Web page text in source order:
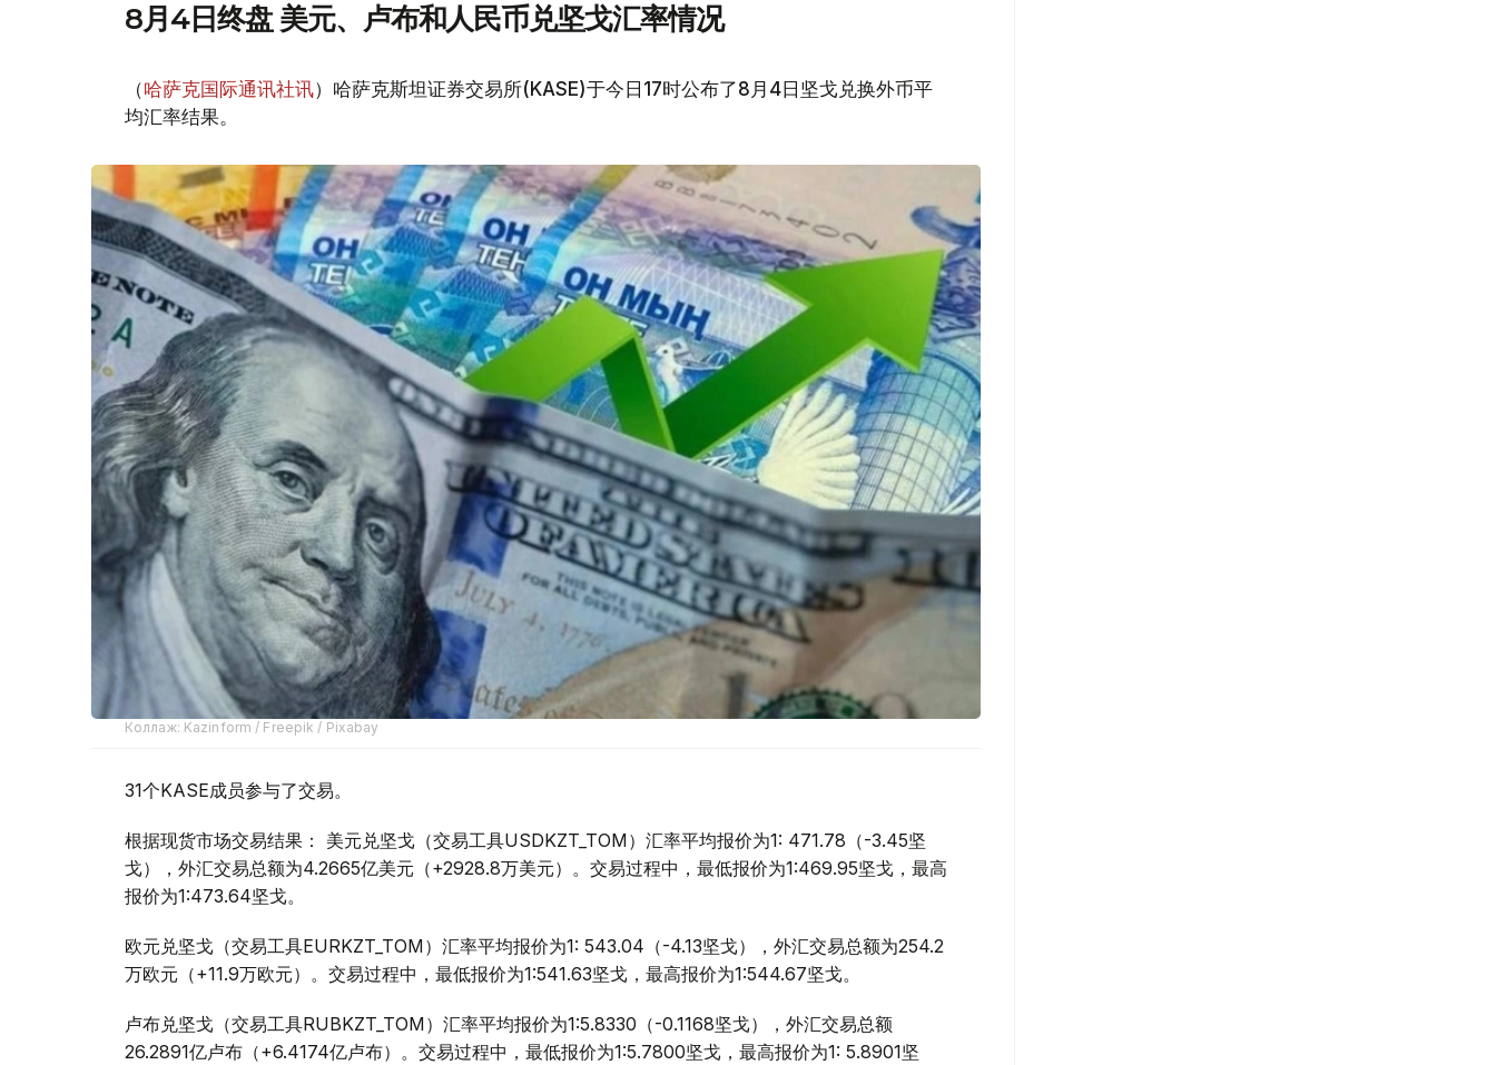
8月4日终盘 美元、卢布和人民币兑坚戈汇率情况
（哈萨克国际通讯社讯）哈萨克斯坦证券交易所(KASE)于今日17时公布了8月4日坚戈兑换外币平
均汇率结果。
Коллаж: Kazinform / Freepik / Pixabay
31个KASE成员参与了交易。
根据现货市场交易结果： 美元兑坚戈（交易工具USDKZT_TOM）汇率平均报价为1: 471.78（-3.45坚
戈），外汇交易总额为4.2665亿美元（+2928.8万美元）。交易过程中，最低报价为1:469.95坚戈，最高
报价为1:473.64坚戈。
欧元兑坚戈（交易工具EURKZT_TOM）汇率平均报价为1: 543.04（-4.13坚戈），外汇交易总额为254.2
万欧元（+11.9万欧元）。交易过程中，最低报价为1:541.63坚戈，最高报价为1:544.67坚戈。
卢布兑坚戈（交易工具RUBKZT_TOM）汇率平均报价为1:5.8330（-0.1168坚戈），外汇交易总额
26.2891亿卢布（+6.4174亿卢布）。交易过程中，最低报价为1:5.7800坚戈，最高报价为1: 5.8901坚